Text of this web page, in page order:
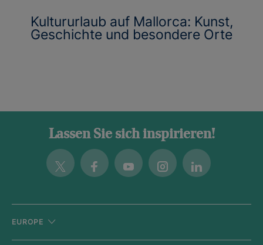
Kultururlaub auf Mallorca: Kunst,
Geschichte und besondere Orte
Lassen Sie sich inspirieren!
Twitter FacebookYoutubeInstagramLinkedin
EUROPE